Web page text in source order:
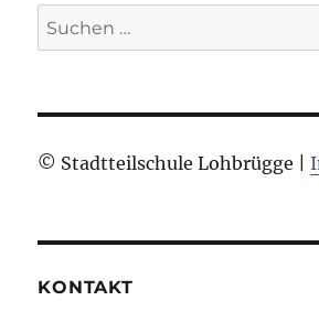
Suchen
nach:
© Stadtteilschule Lohbrügge |
KONTAKT